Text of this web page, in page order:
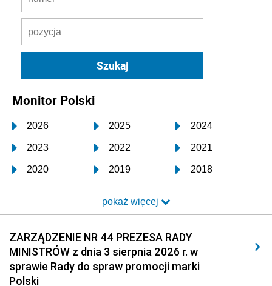
Monitor Polski
2026 2025 2024
2023 2022 2021
2020 2019 2018
2017 2016 2015
2014 2013 2012
2011 2010 2009
2008 2007 2006
2005
pokaż więcej
ZARZĄDZENIE NR 44 PREZESA RADY
MINISTRÓW z dnia 3 sierpnia 2026 r. w
sprawie Rady do spraw promocji marki
Polski